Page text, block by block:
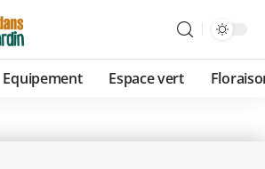
Equipement Espace vert